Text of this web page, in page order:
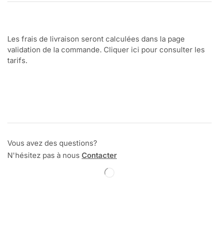
Les frais de livraison seront calculées dans la page
validation de la commande. Cliquer ici pour consulter les
tarifs.
Vous avez des questions?
N'hésitez pas à nous Contacter